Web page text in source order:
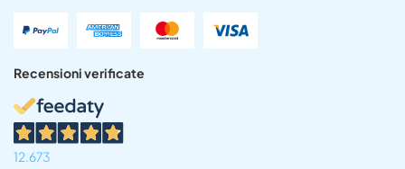
Recensioni verificate
12.673